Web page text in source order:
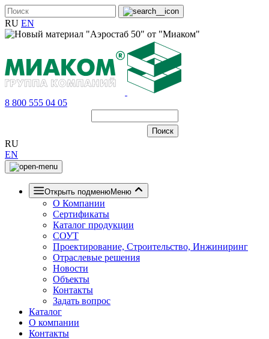
RU EN
8 800 555 04 05
RU
EN
Открыть подменюМеню
О Компании
Сертификаты
Каталог продукции
СОУТ
Проектирование, Строительство, Инжиниринг
Отраслевые решения
Новости
Объекты
Контакты
Задать вопрос
Каталог
О компании
Контакты